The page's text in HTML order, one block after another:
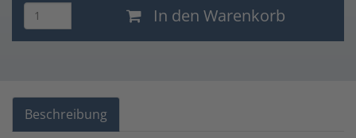
In den Warenkorb
Beschreibung